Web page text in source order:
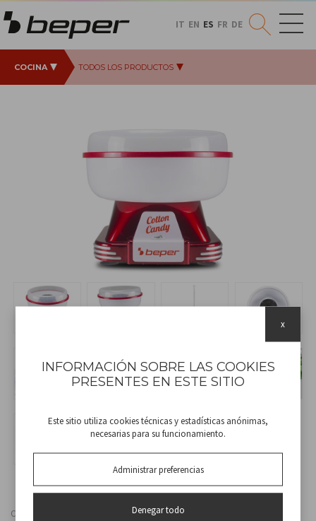
IT EN ES FR DE
COCINA TODOS LOS PRODUCTOS
Cod
INFORMACIÓN SOBRE LAS COOKIES
PRESENTES EN ESTE SITIO
Este sitio utiliza cookies técnicas y estadísticas anónimas,
necesarias para su funcionamiento.
Administrar preferencias
Denegar todo
x